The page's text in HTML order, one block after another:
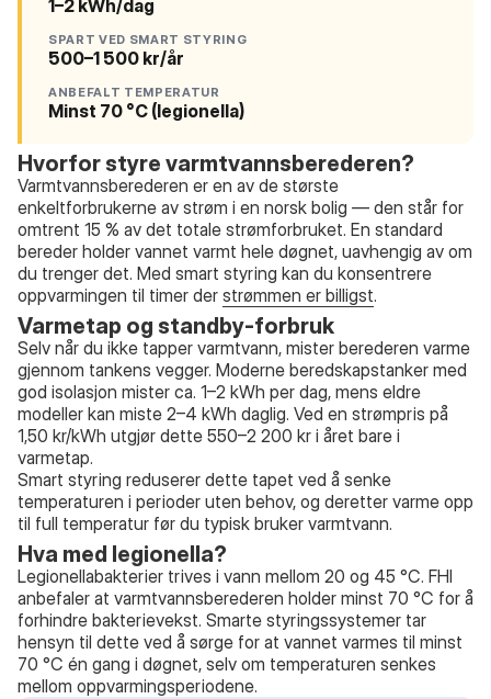
1–2 kWh/dag
SPART VED SMART STYRING
500–1 500 kr/år
ANBEFALT TEMPERATUR
Minst 70 °C (legionella)
Hvorfor styre varmtvannsberederen?
Varmtvannsberederen er en av de største
enkeltforbrukerne av strøm i en norsk bolig — den står for
omtrent 15 % av det totale strømforbruket. En standard
bereder holder vannet varmt hele døgnet, uavhengig av om
du trenger det. Med smart styring kan du konsentrere
oppvarmingen til timer der strømmen er billigst.
Varmetap og standby-forbruk
Selv når du ikke tapper varmtvann, mister berederen varme
gjennom tankens vegger. Moderne beredskapstanker med
god isolasjon mister ca. 1–2 kWh per dag, mens eldre
modeller kan miste 2–4 kWh daglig. Ved en strømpris på
1,50 kr/kWh utgjør dette 550–2 200 kr i året bare i
varmetap.
Smart styring reduserer dette tapet ved å senke
temperaturen i perioder uten behov, og deretter varme opp
til full temperatur før du typisk bruker varmtvann.
Hva med legionella?
Legionellabakterier trives i vann mellom 20 og 45 °C. FHI
anbefaler at varmtvannsberederen holder minst 70 °C for å
forhindre bakterievekst. Smarte styringssystemer tar
hensyn til dette ved å sørge for at vannet varmes til minst
70 °C én gang i døgnet, selv om temperaturen senkes
mellom oppvarmingsperiodene.